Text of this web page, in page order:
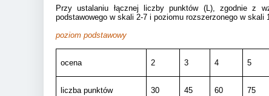
Przy ustalaniu łącznej liczby punktów (L), zgodnie z
podstawowego w skali 2-7 i poziomu rozszerzonego w skali
poziom podstawowy
ocena 2 3 4 5
liczba punktów 30 45 60 75